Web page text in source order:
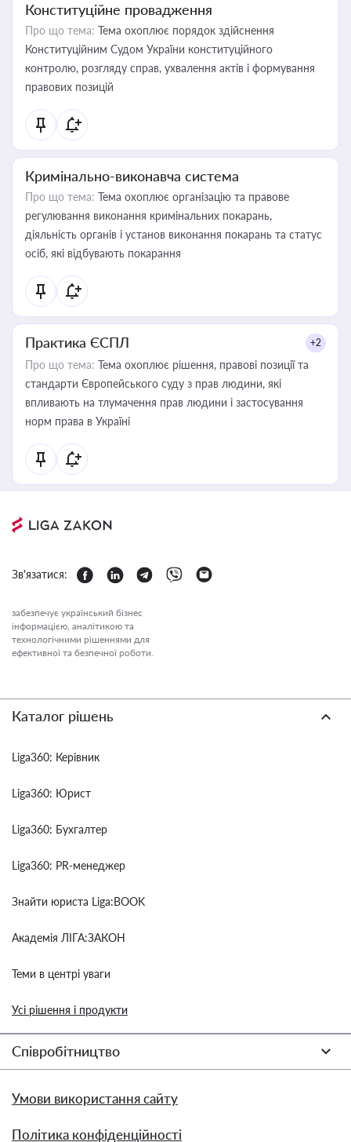
Конституційне провадження
Про що тема: Тема охоплює порядок здійснення
Конституційним Судом України конституційного
контролю, розгляду справ, ухвалення актів і формування
правових позицій
Кримінально-виконавча система
Про що тема: Тема охоплює організацію та правове
регулювання виконання кримінальних покарань,
діяльність органів і установ виконання покарань та статус
осіб, які відбувають покарання
Практика ЄСПЛ +2
Про що тема: Тема охоплює рішення, правові позиції та
стандарти Європейського суду з прав людини, які
впливають на тлумачення прав людини і застосування
норм права в Україні
Зв'язатися:
забезпечує український бізнес
інформацією, аналітикою та
технологічними рішеннями для
ефективної та безпечної роботи.
Каталог рішень
Liga360: Керівник
Liga360: Юрист
Liga360: Бухгалтер
Liga360: PR-менеджер
Знайти юриста Liga:BOOK
Академія ЛІГА:ЗАКОН
Теми в центрі уваги
Усі рішення і продукти
Співробітництво
Умови використання сайту
Політика конфіденційності